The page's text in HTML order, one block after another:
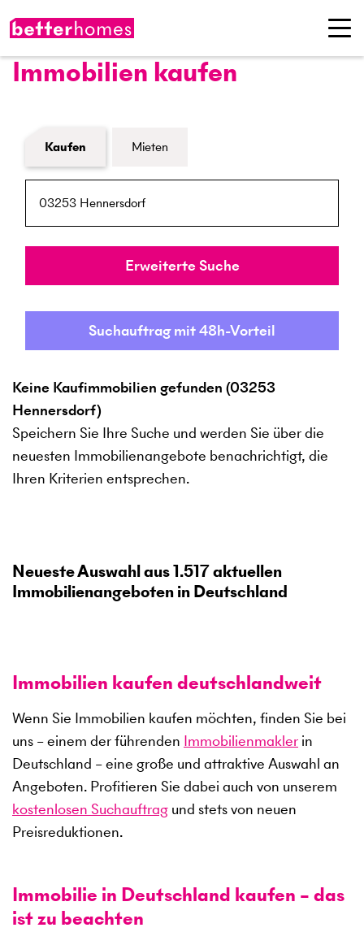
Immobilien kaufen
Formular Immobiliensuche
Kaufen Mieten
PLZ / Ort
Umkreis
Erweiterte Suche
Suchauftrag mit 48h-Vorteil
Keine Kaufimmobilien gefunden (03253
Hennersdorf)
Speichern Sie Ihre Suche und werden Sie über die
neuesten Immobilienangebote benachrichtigt, die
Ihren Kriterien entsprechen.
Neueste Auswahl aus1.517aktuellen
Immobilienangeboten in Deutschland
Immobilien kaufen deutschlandweit
Wenn Sie Immobilien kaufen möchten, finden Sie bei
uns – einem der führenden Immobilienmakler in
Deutschland – eine große und attraktive Auswahl an
Angeboten. Profitieren Sie dabei auch von unserem
kostenlosen Suchauftrag und stets von neuen
Preisreduktionen.
Immobilie in Deutschland kaufen – das
ist zu beachten